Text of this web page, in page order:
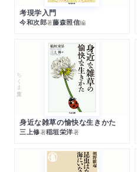
考現学入門
今和次郎著藤森照信編
ちくま文庫
身近な雑草の愉快な生きかた
三上修著稲垣栄洋著